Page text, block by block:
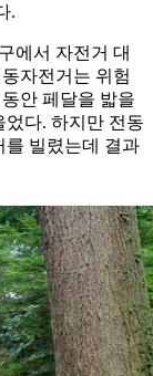
.
에서 자전거 대
자전거는 위험
안 페달을 밟을
다. 하지만 전동
를 빌렸는데 결과